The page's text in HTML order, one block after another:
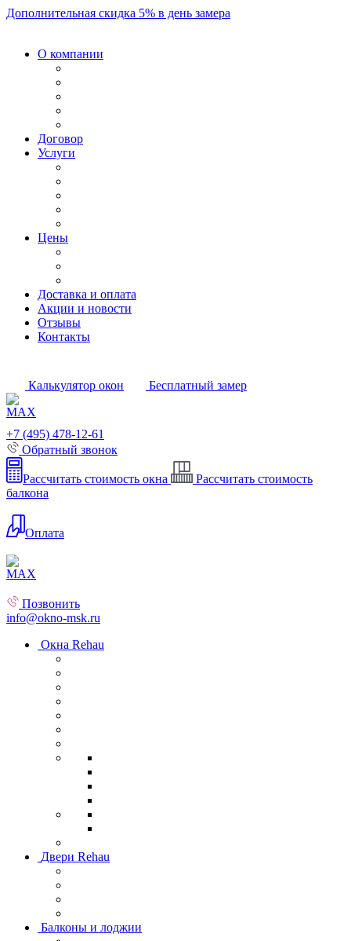
Дополнительная скидка 5% в день замера
О компании
Договор
Услуги
Цены
Доставка и оплата
Акции и новости
Отзывы
Контакты
Калькулятор окон Бесплатный замер
+7 (495) 478-12-61
Обратный звонок
Рассчитать стоимость окна
Рассчитать стоимость
балкона
Оплата
Позвонить
info@okno-msk.ru
Окна Rehau
Двери Rehau
Балконы и лоджии